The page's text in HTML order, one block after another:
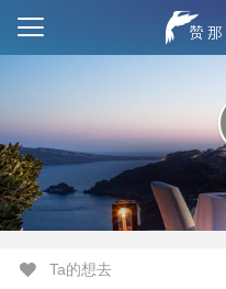
Ta的想去